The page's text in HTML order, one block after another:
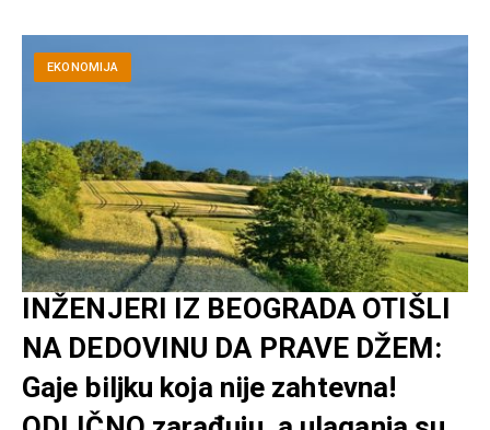
EKONOMIJA
INŽENJERI IZ BEOGRADA OTIŠLI
NA DEDOVINU DA PRAVE DŽEM:
Gaje biljku koja nije zahtevna!